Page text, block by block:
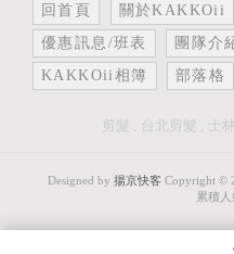
回首頁 關於KAKKOii
優惠訊息/班表
團隊介
KAKKOii相簿
部落格
剪髮 台北剪髮 士
Designed by 揚京快客 Copyright ©
累積